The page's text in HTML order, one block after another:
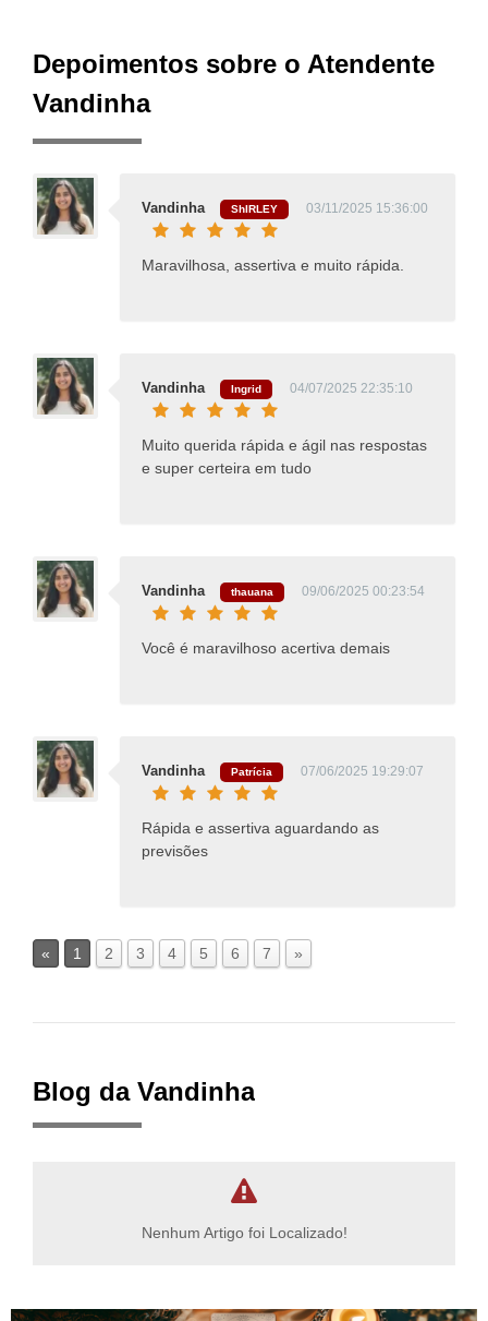
Depoimentos sobre o Atendente
Vandinha
Vandinha ShIRLEY 03/11/2025 15:36:00
Maravilhosa, assertiva e muito rápida.
Vandinha Ingrid 04/07/2025 22:35:10
Muito querida rápida e ágil nas respostas
e super certeira em tudo
Vandinha thauana 09/06/2025 00:23:54
Você é maravilhoso acertiva demais
Vandinha Patrícia 07/06/2025 19:29:07
Rápida e assertiva aguardando as
previsões
« 1 2 3 4 5 6 7 »
Blog da Vandinha
Nenhum Artigo foi Localizado!